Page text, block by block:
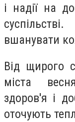
і надії на
вшанувати
Від щирого
міста
здоров'я і
оточують